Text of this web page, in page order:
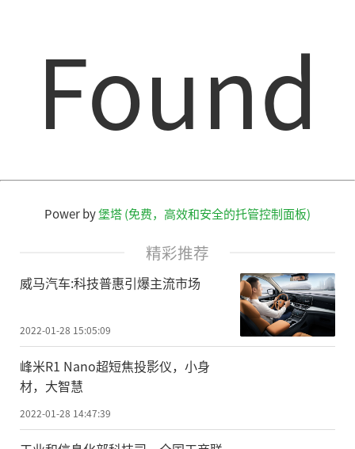
Found
Power by堡塔 (免费，高效和安全的托管控制面板)
精彩推荐
威马汽车:科技普惠引爆主流市场
2022-01-28 15:05:09
峰米R1 Nano超短焦投影仪，小身
材，大智慧
2022-01-28 14:47:39